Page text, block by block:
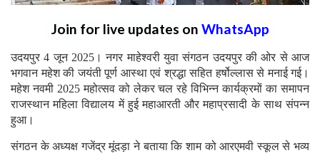
Join for live updates on WhatsApp
उदयपुर 4 जून 2025। नगर माहेश्वरी युवा संगठन उदयपुर की ओर से आज
भगवान महेश की जयंती पूर्ण आस्था एवं श्रद्धा सहित हर्षोल्लास से मनाई गई।
महेश नवमी 2025 महोत्सव को लेकर चल रहे विभिन्न कार्यक्रमों का समापन
राजस्थान महिला विद्यालय में हुई महाआरती और महाप्रसादी के साथ संपन्न
हुआ।
संगठन के अध्यक्ष गजेंद्र मूंदड़ा ने बताया कि शाम को आरएमवी स्कूल से भव्य